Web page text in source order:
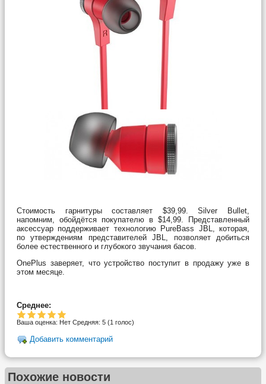
Стоимость гарнитуры составляет $39,99. Silver Bullet,
напомним, обойдётся покупателю в $14,99. Представленный
аксессуар поддерживает технологию PureBass JBL, которая,
по утверждениям представителей JBL, позволяет добиться
более естественного и глубокого звучания басов.
OnePlus заверяет, что устройство поступит в продажу уже в
этом месяце.
Среднее:
Ваша оценка: Нет Средняя: 5 (1 голос)
Добавить комментарий
Похожие новости